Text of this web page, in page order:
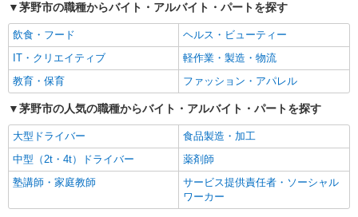
交通費支給
社会保険あり
産休・育休取得実績あり
茅野市の職種からバイト・アルバイト・パートを探す
飲食・フード
ヘルス・ビューティー
IT・クリエイティブ
軽作業・製造・物流
教育・保育
ファッション・アパレル
茅野市の人気の職種からバイト・アルバイト・パートを探す
大型ドライバー
食品製造・加工
中型（2t・4t）ドライバー
薬剤師
塾講師・家庭教師
サービス提供責任者・ソーシャル
ワーカー